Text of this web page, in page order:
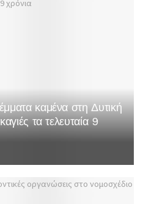
καμένα στη Δυτική
τα τελευταία 9